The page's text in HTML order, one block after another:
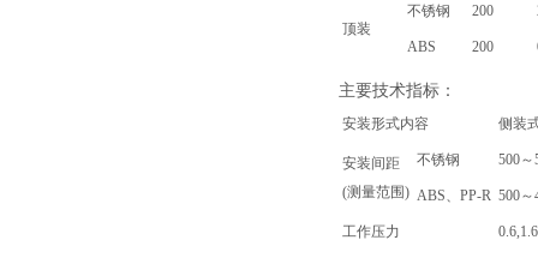
顶装
不锈钢 200
ABS 200
主要技术指标：
安装形式内容 侧装
安装间距
(测量范围)
不锈钢 500～
ABS、PP-R 500～
工作压力